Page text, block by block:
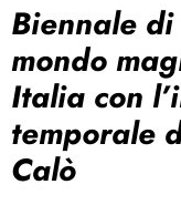
Biennale
mondo
Italia con
temporale
Calò